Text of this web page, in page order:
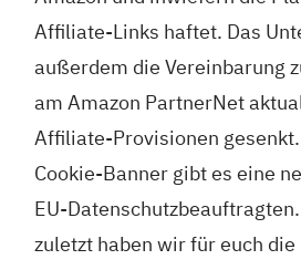
Affiliate-Links haftet. Das
außerdem die Vereinbarung
am Amazon PartnerNet
Affiliate-Provisionen
Cookie-Banner gibt es eine
EU-
zuletzt haben wir für euch die